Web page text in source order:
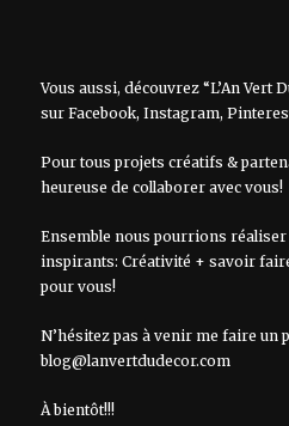
Vous aussi, découvrez “L’An Vert
sur Facebook, Instagram,
Pour tous projets créatifs &
heureuse de collaborer avec vous!
Ensemble nous pourrions
inspirants: Créativité + savoir
pour vous!
N’hésitez pas à venir me faire un
blog@lanvertdudecor.com
À bientôt!!!